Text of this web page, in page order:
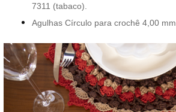
7311 (tabaco).
Agulhas Círculo para crochê 4,00 mm.